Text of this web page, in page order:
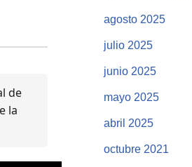
de
la
agosto 2025
julio 2025
junio 2025
mayo 2025
abril 2025
octubre 2021